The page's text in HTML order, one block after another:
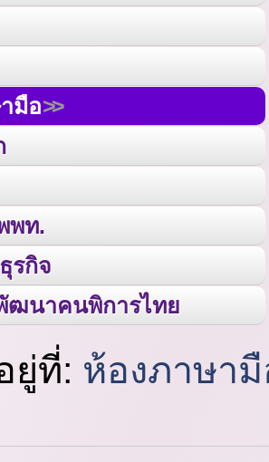
มือ
พท.
รกิจ
ฒนาคนพิการไทย
ยู่ที่: ห้องภาษา